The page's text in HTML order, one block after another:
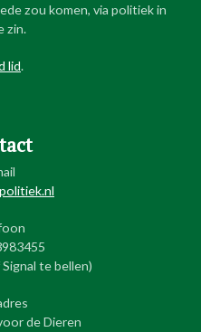
zou komen, via politiek in
zin.
lid.
te bellen)
de Dieren